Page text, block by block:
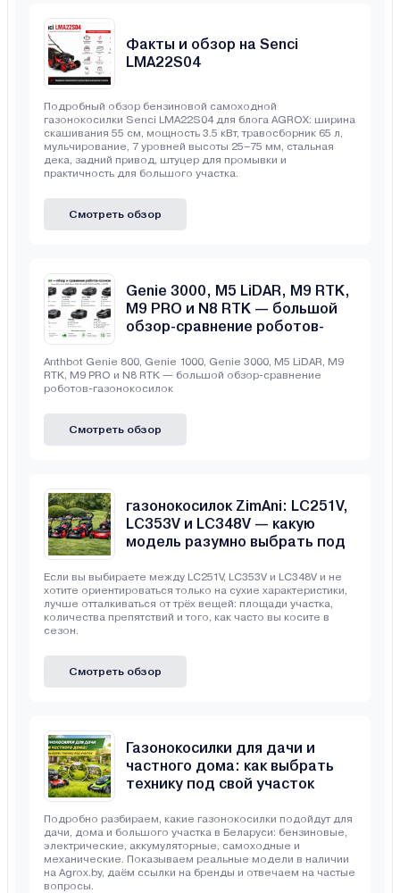
Факты и обзор на Senci
LMA22S04
Подробный обзор бензиновой самоходной
газонокосилки Senci LMA22S04 для блога AGROX: ширина
скашивания 55 см, мощность 3.5 кВт, травосборник 65 л,
мульчирование, 7 уровней высоты 25–75 мм, стальная
дека, задний привод, штуцер для промывки и
практичность для большого участка.
Смотреть обзор
Genie 3000, M5 LiDAR, M9 RTK,
M9 PRO и N8 RTK — большой
обзор-сравнение роботов-
Anthbot Genie 800, Genie 1000, Genie 3000, M5 LiDAR, M9
RTK, M9 PRO и N8 RTK — большой обзор-сравнение
роботов-газонокосилок
Смотреть обзор
газонокосилок ZimAni: LC251V,
LC353V и LC348V — какую
модель разумно выбрать под
Если вы выбираете между LC251V, LC353V и LC348V и не
хотите ориентироваться только на сухие характеристики,
лучше отталкиваться от трёх вещей: площади участка,
количества препятствий и того, как часто вы косите в
сезон.
Смотреть обзор
Газонокосилки для дачи и
частного дома: как выбрать
технику под свой участок
Подробно разбираем, какие газонокосилки подойдут для
дачи, дома и большого участка в Беларуси: бензиновые,
электрические, аккумуляторные, самоходные и
механические. Показываем реальные модели в наличии
на Agrox.by, даём ссылки на бренды и отвечаем на частые
вопросы.